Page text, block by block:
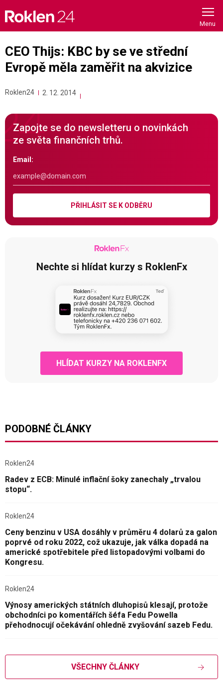
content
CEO Thijs: KBC by se ve střední
Evropě měla zaměřit na akvizice
Roklen24 2. 12. 2014
Zapojte se do newsletteru o novinkách
ze světa finančních trhů.
Email:
PŘIHLÁSIT SE K ODBĚRU
Nechte si hlídat kurzy s RoklenFx
HLÍDAT KURZY NA ROKLENFX
PODOBNÉ ČLÁNKY
Roklen24
Radev z ECB: Minulé inflační šoky zanechaly „trvalou
stopu“.
Roklen24
Ceny benzinu v USA dosáhly v průměru 4 dolarů za galon
poprvé od roku 2022, což ukazuje, jak válka dopadá na
americké spotřebitele před listopadovými volbami do
Kongresu.
Roklen24
Výnosy amerických státních dluhopisů klesají, protože
obchodníci po komentářích šéfa Fedu Powella
přehodnocují očekávání ohledně zvyšování sazeb Fedu.
VŠECHNY ČLÁNKY